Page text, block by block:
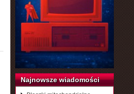
Najnowsze wiadomości